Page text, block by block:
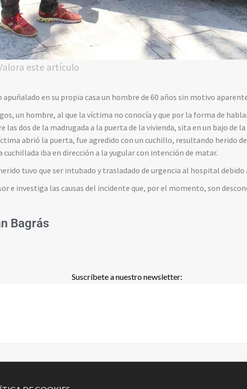
este artículo
apuñalado en su propia casa un hombre de 60 años sin motivo
un hombre, al que la víctima no conocía y que por la forma de
dos de la madrugada a la puerta de la vivienda, sita en un bajo de
abrió la puerta, fue agredido con un cuchillo, resultando herido
cuchillada iba en dirección a la yugular con intención de matar.
tuvo que ser intubado y trasladado de urgencia al hospital debido
e investiga las causas del incidente que, por el momento, son
Bagrás
Suscríbete a nuestro newsletter: